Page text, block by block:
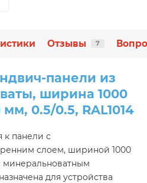
Отзывы 7
панели из
ширина 1000
0.5/0.5, RAL1014
к панели с
слоем, шириной 1000
минеральноватным
для устройства